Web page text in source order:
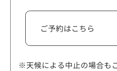
ご予約はこちら
※天候による中止の場合も